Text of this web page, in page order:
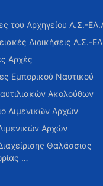
του Αρχηγείου Λ.Σ.-
Διοικήσεις Λ.Σ.-
Αρχές
Εμπορικού Ναυτικού
Ακολούθων
Λιμενικών Αρχών
Αρχών
Θαλάσσιας
…